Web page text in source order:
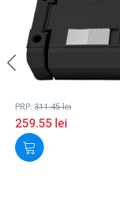
PRP: 311.45lei
259.55 lei